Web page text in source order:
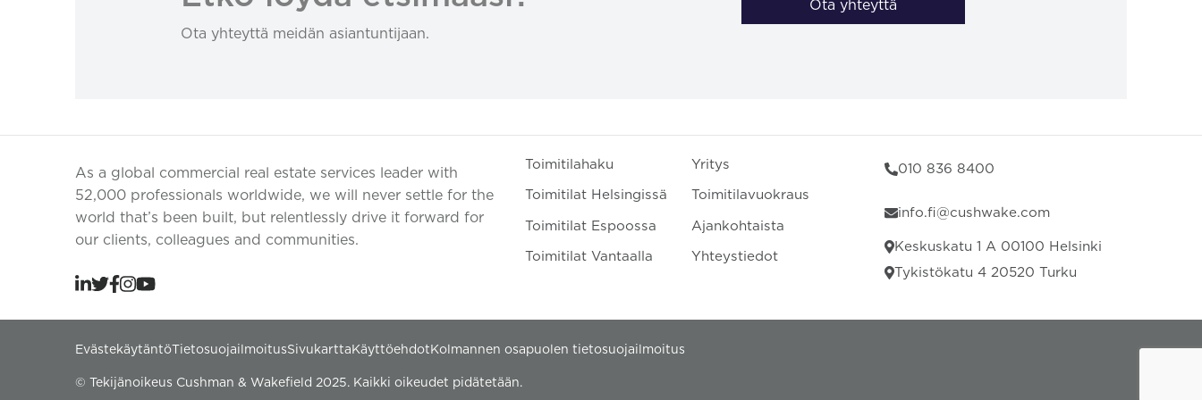
Ota yhteyttä meidän asiantuntijaan.
Ota yhteyttä
As a global commercial real estate services leader with
52,000 professionals worldwide, we will never settle for the
world that’s been built, but relentlessly drive it forward for
our clients, colleagues and communities.
Toimitilahaku
Toimitilat Helsingissä
Toimitilat Espoossa
Toimitilat Vantaalla
Yritys
Toimitilavuokraus
Ajankohtaista
Yhteystiedot
010 836 8400
info.fi@cushwake.com
Keskuskatu 1 A 00100 Helsinki
Tykistökatu 4 20520 Turku
Evästekäytäntö TietosuojailmoitusSivukartta Käyttöehdot Kolmannen osapuolen tietosuojailmoitus
© Tekijänoikeus Cushman & Wakefield 2025. Kaikki oikeudet pidätetään.